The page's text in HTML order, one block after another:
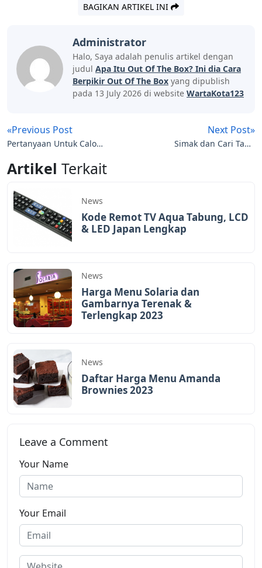
BAGIKAN ARTIKEL INI
Administrator
Halo, Saya adalah penulis artikel dengan
judul Apa Itu Out Of The Box? Ini dia Cara
Berpikir Out Of The Box yang dipublish
pada 13 July 2026 di website WartaKota123
«Previous Post
Pertanyaan Untuk Calon
Ditanyakan
Next Post»
Simak dan Cari Tahu
Artikel Terkait
News
Kode Remot TV Aqua Tabung, LCD
& LED Japan Lengkap
News
Harga Menu Solaria dan
Gambarnya Terenak &
Terlengkap 2023
News
Daftar Harga Menu Amanda
Brownies 2023
Leave a Comment
Your Name
Your Email